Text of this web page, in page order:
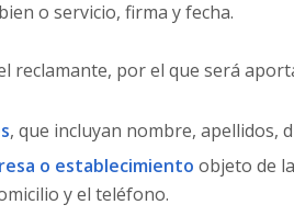
o servicio, firma y fecha.
por el que será
, que incluyan nombre, apellidos,
o establecimiento objeto de
y el teléfono.